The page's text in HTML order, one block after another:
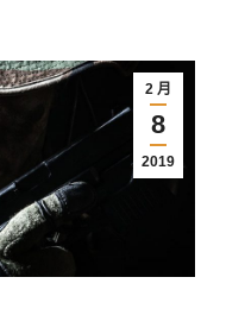
2 月
8
2019